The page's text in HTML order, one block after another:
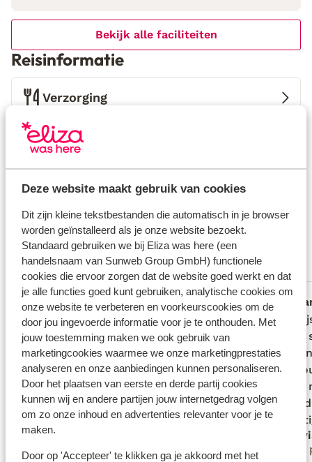
Deze website maakt gebruik van cookies
Dit zijn kleine tekstbestanden die automatisch in je browser
worden geïnstalleerd als je onze website bezoekt.
Standaard gebruiken we bij Eliza was here (een
handelsnaam van Sunweb Group GmbH) functionele
cookies die ervoor zorgen dat de website goed werkt en dat
je alle functies goed kunt gebruiken, analytische cookies om
onze website te verbeteren en voorkeurscookies om de
door jou ingevoerde informatie voor je te onthouden. Met
jouw toestemming maken we ook gebruik van
marketingcookies waarmee we onze marketingprestaties
analyseren en onze aanbiedingen kunnen personaliseren.
Door het plaatsen van eerste en derde partij cookies
kunnen wij en andere partijen jouw internetgedrag volgen
om zo onze inhoud en advertenties relevanter voor je te
maken.
Door op 'Accepteer' te klikken ga je akkoord met het
Bekijk alle faciliteiten
Reisinformatie
Verzorging
Huurauto
Wat gasten vinden
Dit zijn 100% echte beoordelingen van reizigers die
jou voorgingen. Meer over reviews
9.5 Fantastisch
36 ervaringen
Meest geboekt door met partner
Fantastisch
4 weken geleden
Alleen maar superlatieven, alles was
fantastisch: de gastvrouw, het ontbijt, de
heerlijke kamer, het zwembad, de mooie
tuin, de rust, de ligging ... Ik kan niets
negatief bedenken. Het is een heerlijke
vakantieplek en ik ga zeker nog eens
terug!
Alleen maar superlatieven, alles was
fantastisch: de gastvrouw, het ontbijt, de
heerlijke kamer, het zwembad, de mooie
tuin, de rust, de ligging ... Ik kan niets
negatief bedenken. Het is een heerlijke
vakantieplek en ik ga zeker nog eens
terug!
Martine
Alleen
van
je
te
van
je